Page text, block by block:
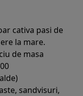
cativa pasi de
la mare.
de masa
sandvisuri,